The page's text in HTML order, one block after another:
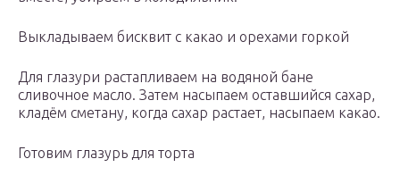
Выкладываем бисквит с какао и орехами горкой
Для глазури растапливаем на водяной бане
сливочное масло. Затем насыпаем оставшийся сахар,
кладём сметану, когда сахар растает, насыпаем какао.
Готовим глазурь для торта